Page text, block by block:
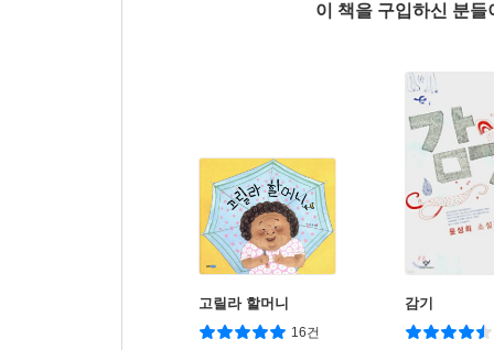
이 책을 구입하신 분
고릴라 할머니
16건
감기